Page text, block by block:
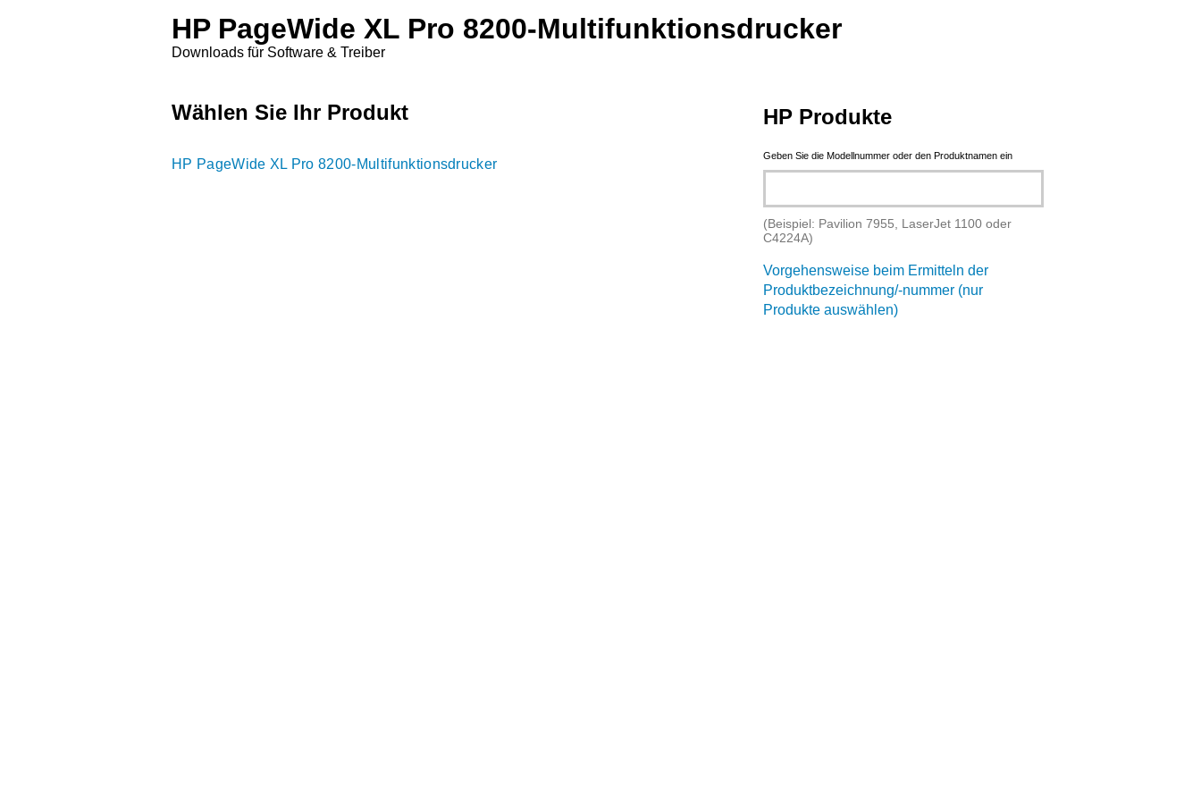
HP PageWide XL Pro 8200-Multifunktionsdrucker
Downloads für Software & Treiber
Wählen Sie Ihr Produkt
HP PageWide XL Pro 8200-Multifunktionsdrucker
HP Produkte
Geben Sie die Modellnummer oder den Produktnamen ein
(Beispiel: Pavilion 7955, LaserJet 1100 oder
C4224A)
Vorgehensweise beim Ermitteln der
Produktbezeichnung/-nummer (nur
Produkte auswählen)